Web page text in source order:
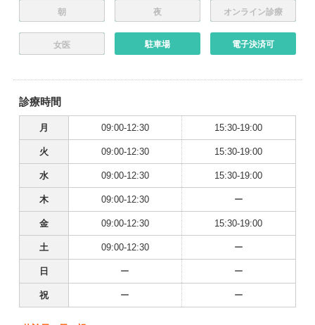
朝 夜 オンライン診療
女医 駐車場 電子決済可
診療時間
月 09:00-12:30 15:30-19:00
火 09:00-12:30 15:30-19:00
水 09:00-12:30 15:30-19:00
木 09:00-12:30 ー
金 09:00-12:30 15:30-19:00
土 09:00-12:30 ー
日 ー ー
祝 ー ー